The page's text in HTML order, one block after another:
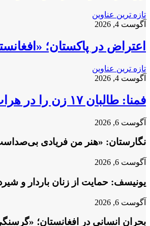
تازه ترین عناوین
آگوست 4, 2026
اعتراض در پاکستان؛
تازه ترین عناوین
آگوست 4, 2026
فمنا: طالبان ۱۷ زن را در هرات بازداشت کرد
آگوست 6, 2026
نگارستان: «هنر من فریادی
آگوست 6, 2026
یونیسف: حمایت از زنان باردار و
آگوست 6, 2026
بحران انسانی در افغانستان؛